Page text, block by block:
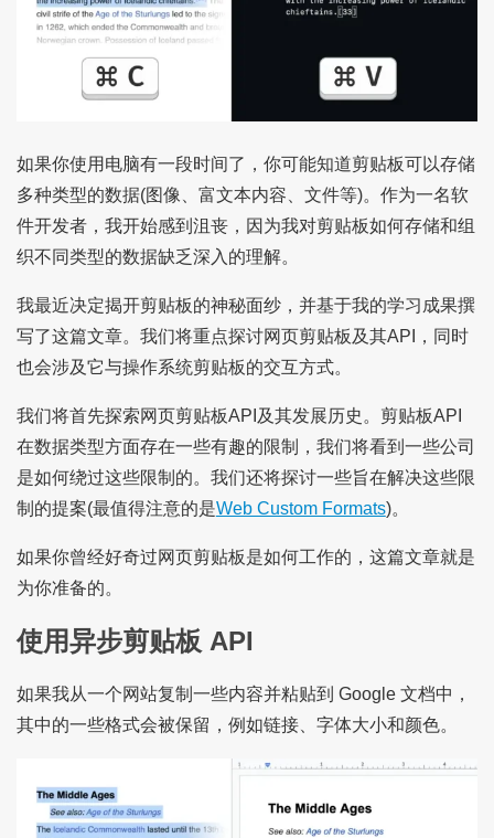
如果你使用电脑有一段时间了，你可能知道剪贴板可以存储
多种类型的数据(图像、富文本内容、文件等)。作为一名软
件开发者，我开始感到沮丧，因为我对剪贴板如何存储和组
织不同类型的数据缺乏深入的理解。
我最近决定揭开剪贴板的神秘面纱，并基于我的学习成果撰
写了这篇文章。我们将重点探讨网页剪贴板及其API，同时
也会涉及它与操作系统剪贴板的交互方式。
我们将首先探索网页剪贴板API及其发展历史。剪贴板API
在数据类型方面存在一些有趣的限制，我们将看到一些公司
是如何绕过这些限制的。我们还将探讨一些旨在解决这些限
制的提案(最值得注意的是Web Custom Formats)。
如果你曾经好奇过网页剪贴板是如何工作的，这篇文章就是
为你准备的。
使用异步剪贴板 API
如果我从一个网站复制一些内容并粘贴到 Google 文档中，
其中的一些格式会被保留，例如链接、字体大小和颜色。